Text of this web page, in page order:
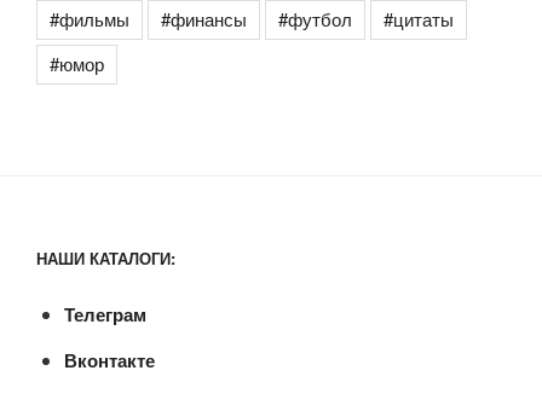
#фильмы
#финансы #футбол
#цитаты
#юмор
НАШИ КАТАЛОГИ:
Телеграм
Вконтакте